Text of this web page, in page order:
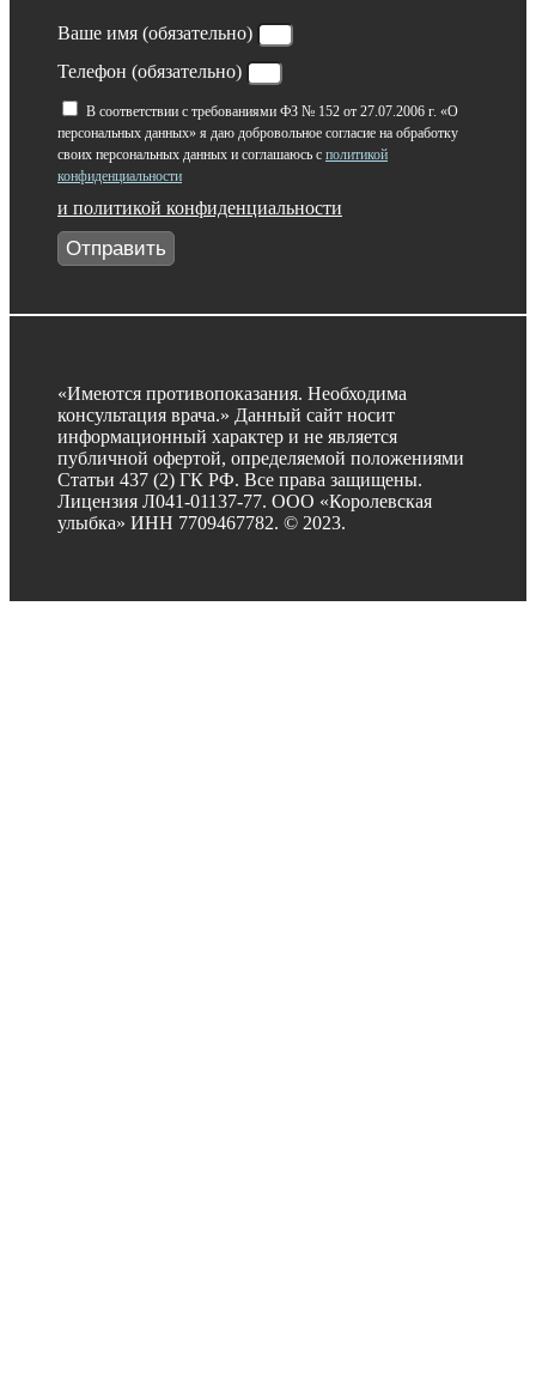
Ваше имя (обязательно)
Телефон (обязательно)
В соответствии с требованиями ФЗ № 152 от 27.07.2006 г. «О
персональных данных» я даю добровольное согласие на обработку
своих персональных данных и соглашаюсь с политикой
конфиденциальности
и политикой конфиденциальности
Отправить
«Имеются противопоказания. Необходима
консультация врача.» Данный сайт носит
информационный характер и не является
публичной офертой, определяемой положениями
Статьи 437 (2) ГК РФ. Все права защищены.
Лицензия Л041-01137-77. ООО «Королевская
улыбка» ИНН 7709467782. © 2023.